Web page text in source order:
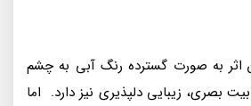
اثر به صورت گسترده رنگ آبی به چشم
بصری، زیبایی دلپذیری نیز دارد. اما